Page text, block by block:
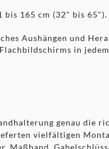
165 cm (32" bis 65").
Aushängen und
in
genau die
vielfältigen